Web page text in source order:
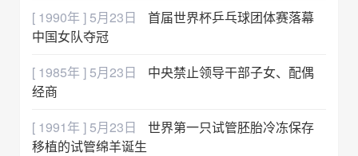
[ 1990年 ] 5月23日
首届世界杯乒乓球团体赛落幕
中国女队夺冠
[ 1985年 ] 5月23日
中央禁止领导干部子女、配偶
经商
[ 1991年 ] 5月23日
世界第一只试管胚胎冷冻保存
移植的试管绵羊诞生